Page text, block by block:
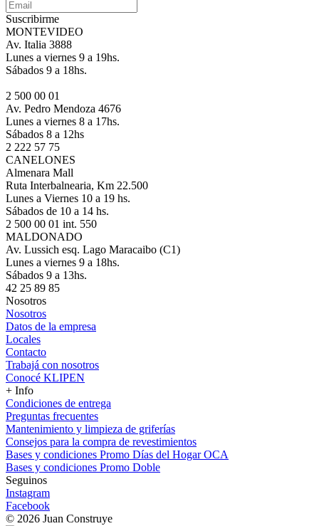
Suscribirme
MONTEVIDEO
Av. Italia 3888
Lunes a viernes 9 a 19hs.
Sábados 9 a 18hs.
2 500 00 01
Av. Pedro Mendoza 4676
Lunes a viernes 8 a 17hs.
Sábados 8 a 12hs
2 222 57 75
CANELONES
Almenara Mall
Ruta Interbalnearia, Km 22.500
Lunes a Viernes 10 a 19 hs.
Sábados de 10 a 14 hs.
2 500 00 01 int. 550
MALDONADO
Av. Lussich esq. Lago Maracaibo (C1)
Lunes a viernes 9 a 18hs.
Sábados 9 a 13hs.
42 25 89 85
Nosotros
Nosotros
Datos de la empresa
Locales
Contacto
Trabajá con nosotros
Conocé KLIPEN
+ Info
Condiciones de entrega
Preguntas frecuentes
Mantenimiento y limpieza de griferías
Consejos para la compra de revestimientos
Bases y condiciones Promo Días del Hogar OCA
Bases y condiciones Promo Doble
Seguinos
Instagram
Facebook
© 2026 Juan Construye